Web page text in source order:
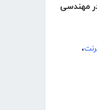
مهندسی
،